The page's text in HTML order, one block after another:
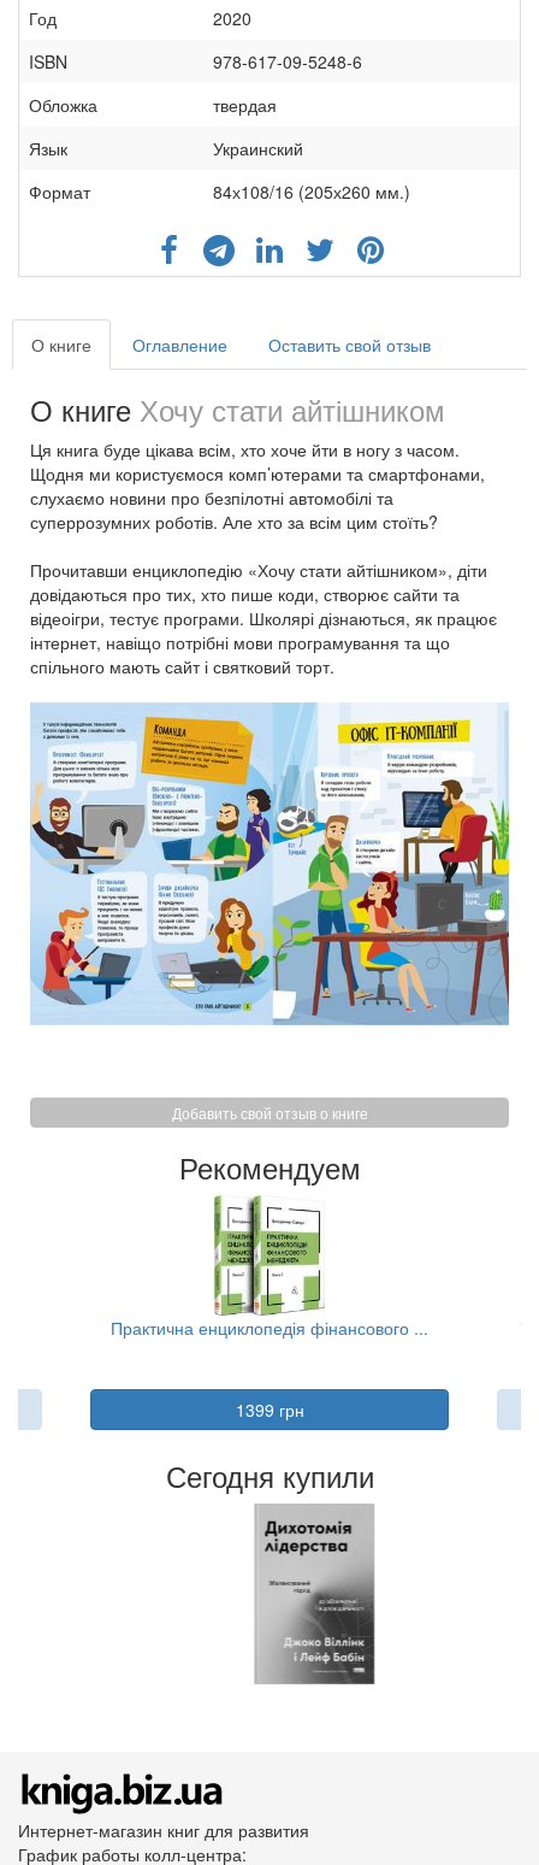
Год
2020
ISBN
978-617-09-5248-6
Обложка
твердая
Язык
Украинский
Формат
84х108/16 (205х260 мм.)
О книге Оглавление Оставить свой отзыв
О книге Хочу стати айтішником
Ця книга буде цікава всім, хто хоче йти в ногу з часом.
Щодня ми користуємося комп’ютерами та смартфонами,
слухаємо новини про безпілотні автомобілі та
суперрозумних роботів. Але хто за всім цим стоїть?
Прочитавши енциклопедію «Хочу стати айтішником», діти
довідаються про тих, хто пише коди, створює сайти та
відеоігри, тестує програми. Школярі дізнаються, як працює
інтернет, навіщо потрібні мови програмування та що
спільного мають сайт і святковий торт.
Добавить свой отзыв о книге
Рекомендуем
Практична енциклопедія фінансового ...
1399 грн
Сегодня купили
Интернет-магазин книг для развития
График работы колл-центра: